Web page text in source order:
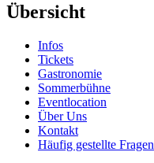
Übersicht
Infos
Tickets
Gastronomie
Sommerbühne
Eventlocation
Über Uns
Kontakt
Häufig gestellte Fragen